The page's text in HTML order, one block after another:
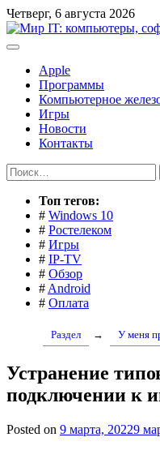
Перейти
к
содержимому
Четверг, 6 августа 2026
Apple
Программы
Компьютерное
Игры
Новости
Контакты
Найти:
Toп тегов:
# Windows 10
# Ростелеком
# Игры
# IP-TV
# Обзор
# Android
# Оплата
Раздел → У меня
Устранение
подключении к
Posted on 9 марта, 20229